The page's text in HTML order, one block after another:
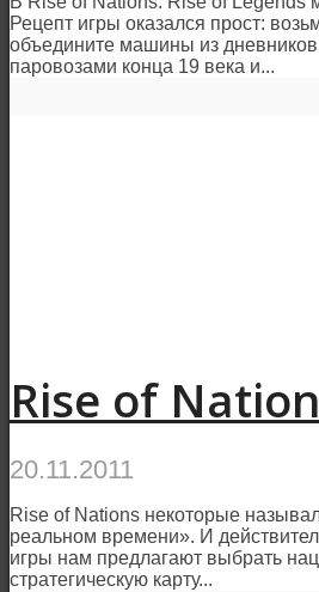
Рецепт игры оказался прост:
объедините машины из
паровозами конца 19 века и...
Rise of
20.11.2011
Rise of Nations некоторые
реальном времени». И
игры нам предлагают выбрать
стратегическую карту...